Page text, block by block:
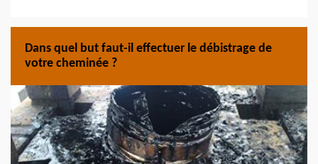
Dans quel but faut-il effectuer le débistrage de
votre cheminée ?